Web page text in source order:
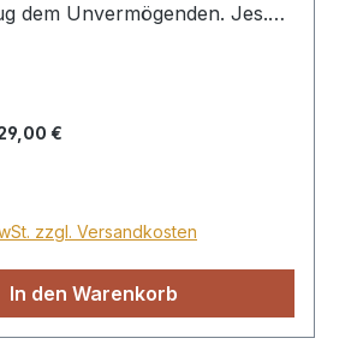
dem Unvermögenden. Jes.
ein Zuschlag für Sperrgut in
beträgt der
30€.
€
zzgl. Versandkosten
In den Warenkorb